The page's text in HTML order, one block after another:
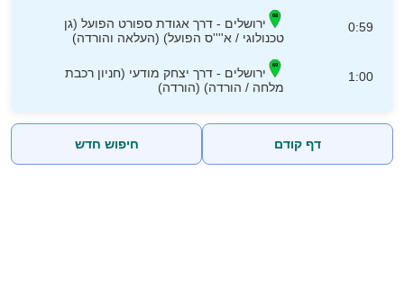
0:59
ירושלים - דרך אגודת ספורט הפועל (גן
טכנולוגי / א''''ס הפועל) (העלאה והורדה)
1:00
ירושלים - דרך יצחק מודעי (חניון רכבת
מלחה / הורדה) (הורדה)
דף קודם חיפוש חדש